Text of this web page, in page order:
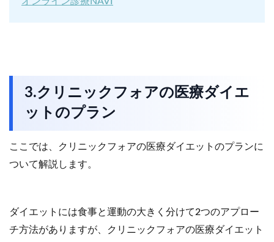
3.クリニックフォアの医療ダイエ
ットのプラン
ここでは、クリニックフォアの医療ダイエットのプランに
ついて解説します。
ダイエットには食事と運動の大きく分けて2つのアプロー
チ方法がありますが、クリニックフォアの医療ダイエット